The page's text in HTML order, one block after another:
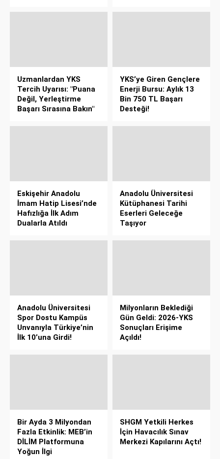
Uzmanlardan YKS
Tercih Uyarısı: "Puana
Değil, Yerleştirme
Başarı Sırasına Bakın"
YKS’ye Giren Gençlere
Enerji Bursu: Aylık 13
Bin 750 TL Başarı
Desteği!
Eskişehir Anadolu
İmam Hatip Lisesi’nde
Hafızlığa İlk Adım
Dualarla Atıldı
Anadolu Üniversitesi
Kütüphanesi Tarihi
Eserleri Geleceğe
Taşıyor
Anadolu Üniversitesi
Spor Dostu Kampüs
Unvanıyla Türkiye’nin
İlk 10’una Girdi!
Milyonların Beklediği
Gün Geldi: 2026-YKS
Sonuçları Erişime
Açıldı!
Bir Ayda 3 Milyondan
Fazla Etkinlik: MEB’in
DİLİM Platformuna
Yoğun İlgi
SHGM Yetkili Herkes
İçin Havacılık Sınav
Merkezi Kapılarını Açtı!